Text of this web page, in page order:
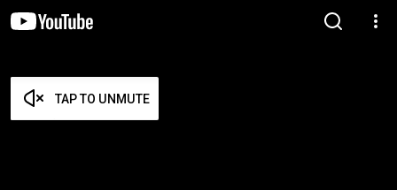
TAP TO UNMUTE